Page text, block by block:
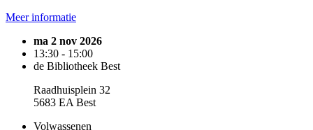
Meer informatie
ma 2 nov 2026
13:30 - 15:00
de Bibliotheek Best
Raadhuisplein 32
5683 EA Best
Volwassenen